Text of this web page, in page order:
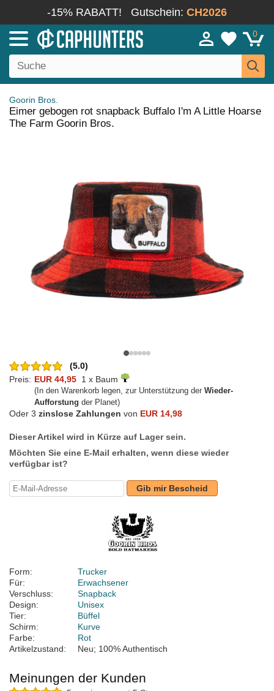
-15% RABATT! Gutschein: CH2026
0
Goorin Bros.
Eimer gebogen rot snapback Buffalo I'm A Little Hoarse
The Farm Goorin Bros.
(5.0)
Preis: EUR 44,95 1 x Baum
(In den Warenkorb legen, zur Unterstützung der Wieder-
Aufforstung der Planet)
Oder 3 zinslose Zahlungen von EUR 14,98
Dieser Artikel wird in Kürze auf Lager sein.
Möchten Sie eine E-Mail erhalten, wenn diese wieder
verfügbar ist?
Gib mir Bescheid
Form:
Trucker
Für:
Erwachsener
Verschluss:
Snapback
Design:
Unisex
Tier:
Büffel
Schirm:
Kurve
Farbe:
Rot
Artikelzustand:
Neu; 100% Authentisch
Meinungen der Kunden